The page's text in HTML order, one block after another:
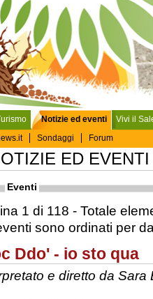
Notizie ed eventi
Sondaggi Forum
Vivi il
ED EVENTI
Eventi
1 di 118 - Totale
sono ordinati per
Ddo' - io sto qua
e diretto da Sara